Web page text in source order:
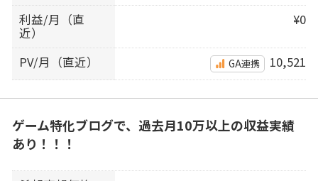
利益/月（直
近）
¥0
PV/月（直近） GA連携 10,521
ゲーム特化ブログで、過去月10万以上の収益実績
あり！！！